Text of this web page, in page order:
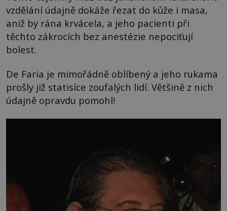
vzdělání údajně dokáže řezat do kůže i masa,
aniž by rána krvácela, a jeho pacienti při
těchto zákrocích bez anestézie nepociťují
bolest.
De Faria je mimořádně oblíbený a jeho rukama
prošly již statisíce zoufalých lidí. Většině z nich
údajně opravdu pomohl!